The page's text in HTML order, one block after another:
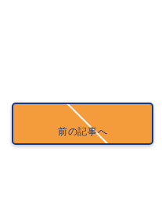
前の記事へ